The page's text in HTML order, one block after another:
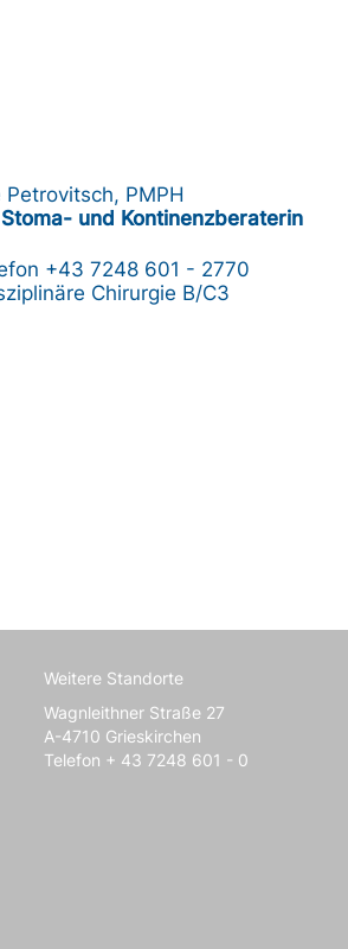
Petrovitsch, PMPH
Stoma- und Kontinenzberaterin
+43 7248 601 - 2770
Chirurgie B/C3
Weitere Standorte
Wagnleithner Straße 27
A-4710 Grieskirchen
Telefon + 43 7248 601 - 0